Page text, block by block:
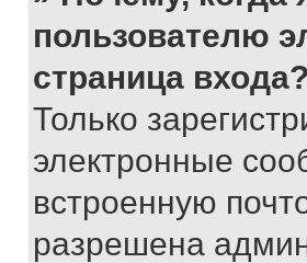
пользователю
страница входа?
Только
электронные
встроенную
разрешена